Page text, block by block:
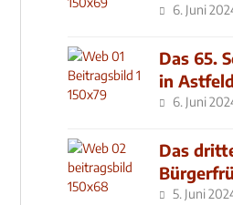
den6. Juni
Das 65.
in Astfeld
6. Juni
Das
5. Juni